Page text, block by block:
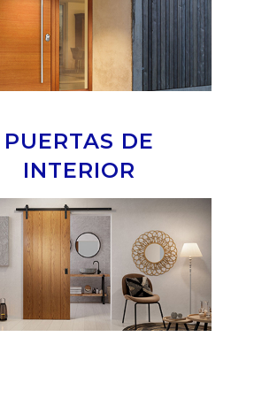
PUERTAS DE
INTERIOR